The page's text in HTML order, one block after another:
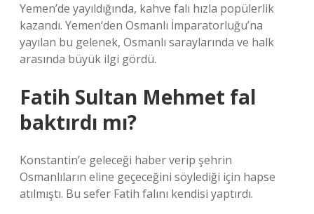
Yemen’de yayıldığında, kahve falı hızla popülerlik
kazandı. Yemen’den Osmanlı İmparatorluğu’na
yayılan bu gelenek, Osmanlı saraylarında ve halk
arasında büyük ilgi gördü.
Fatih Sultan Mehmet fal
baktırdı mı?
Konstantin’e geleceği haber verip şehrin
Osmanlıların eline geçeceğini söylediği için hapse
atılmıştı. Bu sefer Fatih falını kendisi yaptırdı.